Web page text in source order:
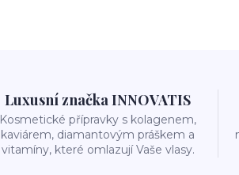
Luxusní značka INNOVATIS
Kosmetické přípravky s kolagenem,
kaviárem, diamantovým práškem a
vitamíny, které omlazují Vaše vlasy.